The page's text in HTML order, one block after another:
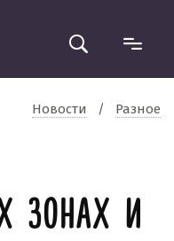
Новости / Разное
ЗОНАХ И